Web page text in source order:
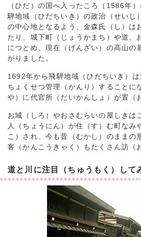
（ひだ）の国へ入ったころ（1586年
騨地域（ひだちいき）の政治（せいじ
の中心地となるよう、金森氏（し）は
たり、城下町（じょうかまち）や道、
につとめ、現在（げんざい）の高山の
がりました。
1692年から飛騨地域（ひだちいき）
ちょくせつ管理（かんり）することに
や）に代官所（だいかんしょ）が置（
お城（しろ）やおさむらいの屋しきは
人（ちょうにん）が住（す）む町なみ
こ）され、今も昔（むかし）のままの
客（かんこうきゃく）もたくさん訪（
道と川に注目（ちゅうもく）して